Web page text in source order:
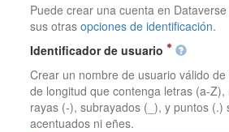
Puede crear una cuenta en
sus otrasopciones de identificación.
Identificador de usuario
Crear un nombre de usuario válido
de longitud que contenga letras (a-
rayas (-), subrayados (_), y puntos (.)
acentuados ni eñes.